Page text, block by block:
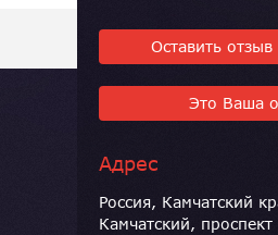
Оставить
Это Ваша
Адрес
Россия, Камчатский
Камчатский,